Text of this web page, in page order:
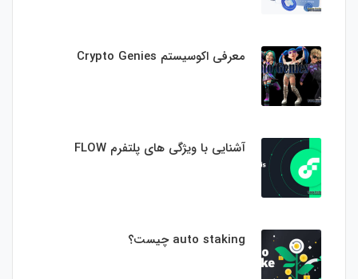
معرفی اکوسیستم Crypto Genies
آشنایی با ویژگی های پلتفرم FLOW
auto staking چیست؟